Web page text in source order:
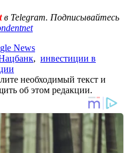
в Telegram. Подписывайтесь
News
, инвестиции в
необходимый текст и
об этом редакции.